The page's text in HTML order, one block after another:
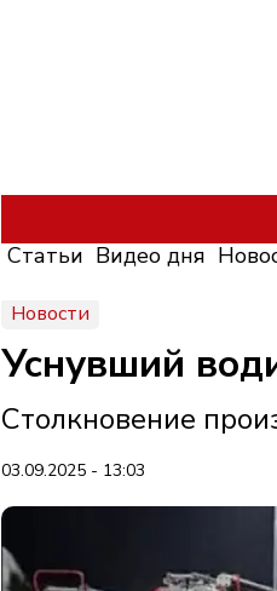
Статьи Видео дня
Новости
Уснувший
Столкновение
03.09.2025 - 13:03